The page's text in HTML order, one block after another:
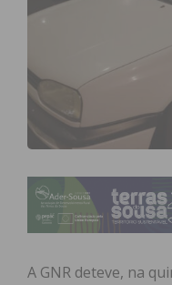
A GNR deteve, na